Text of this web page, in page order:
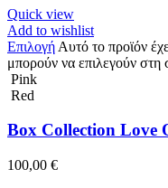
Quick view
Add to wishlist
Επιλογή Αυτό το προϊόν
μπορούν να επιλεγούν στη
Pink
Red
Box Collection Love
100,00 €